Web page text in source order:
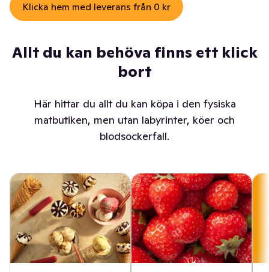
Klicka hem med leverans från 0 kr
Allt du kan behöva finns ett klick
bort
Här hittar du allt du kan köpa i den fysiska
matbutiken, men utan labyrinter, köer och
blodsockerfall.